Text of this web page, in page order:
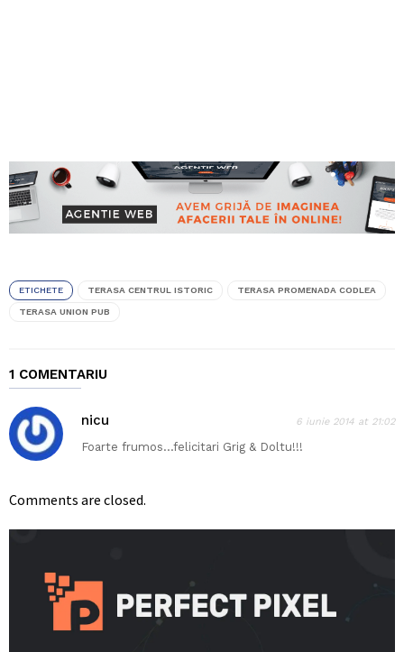
ETICHETE TERASA CENTRUL ISTORIC TERASA PROMENADA CODLEA
TERASA UNION PUB
1 COMENTARIU
nicu 6 iunie 2014 at 21:02
Foarte frumos…felicitari Grig & Doltu!!!
Comments are closed.